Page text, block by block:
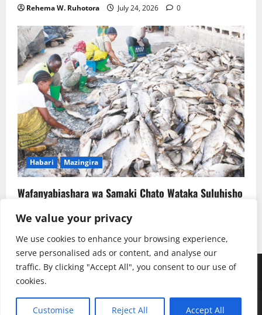
We value your privacy
We use cookies to enhance your browsing experience,
serve personalised ads or content, and analyse our
traffic. By clicking "Accept All", you consent to our use of
cookies.
Customise Reject All Accept All
Rehema W. Ruhotora July 24, 2026 0
Habari Mazingira
Wafanyabiashara wa Samaki Chato Wataka Suluhisho
Rehema W. Ruhotora July 22, 2026
YoutubeInstagramFacebook
TikTokTwitterSoundClauds
Copyright © Radio Kwizera | Backend: Mukulu SJ